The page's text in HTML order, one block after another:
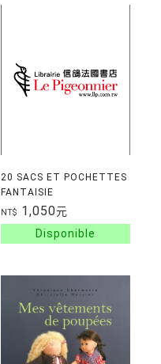
20 SACS ET POCHETTES
FANTAISIE
NT$ 1,050元